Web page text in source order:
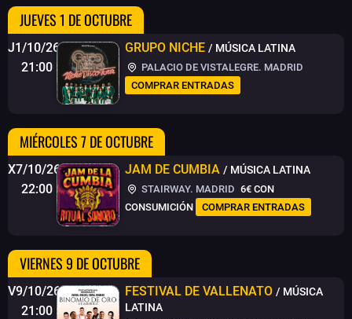
JUEVES 1 DE OCTUBRE
J1/10/26
21:00
GRUPO NICHE / MÚSICA LATINA
PALACIO DE VISTALEGRE. MADRID
COMPRAR ENTRADAS
MIÉRCOLES 7 DE OCTUBRE
X7/10/26
22:00
JAM DE CUMBIA / MÚSICA LATINA
STAIRWAY. MADRID 6€ CON
CONSUMICIÓN
COMPRAR ENTRADAS
VIERNES 9 DE OCTUBRE
V9/10/26
21:00
FESTIVAL DE VALLENATO / MÚSICA
LATINA